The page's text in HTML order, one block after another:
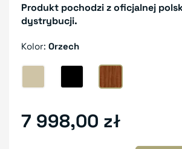
Produkt pochodzi z oficjalnej
dystrybucji.
Kolor: Orzech
Dąb Czarny Orzech
7 998,00 zł